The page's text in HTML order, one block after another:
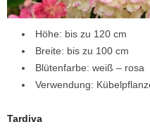
Höhe: bis zu 120 cm
Breite: bis zu 100 cm
Blütenfarbe: weiß – rosa
Verwendung:
Tardiva